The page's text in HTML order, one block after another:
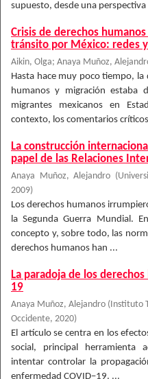
supuesto, desde una perspectiva
Crisis de derechos
tránsito por México: redes
Aikin, Olga; Anaya Muñoz,
Hasta hace muy poco tiempo,
humanos y migración estaba
migrantes mexicanos en
contexto, los comentarios
La construcción
papel de las Relaciones
Anaya Muñoz, Alejandro (
2009)
Los derechos humanos
la Segunda Guerra Mundial.
concepto y, sobre todo, las
derechos humanos han ...
La paradoja de los
19
Anaya Muñoz, Alejandro ( Instituto
Occidente, 2020)
El artículo se centra en los
social, principal herramienta
intentar controlar la
enfermedad COVID–19. ...